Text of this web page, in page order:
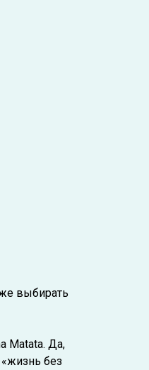
выбирать
Matata. Да,
без